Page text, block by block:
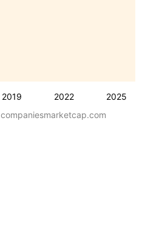
2019 2022 2025
companiesmarketcap.com